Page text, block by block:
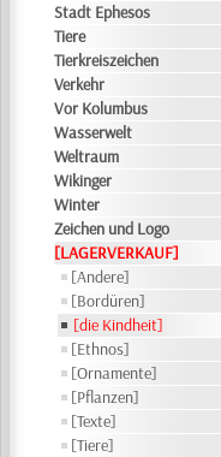
Stadt Ephesos
Tiere
Tierkreiszeichen
Verkehr
Vor Kolumbus
Wasserwelt
Weltraum
Wikinger
Winter
Zeichen und Logo
[LAGERVERKAUF]
[Andere]
[Bordüren]
[die Kindheit]
[Ethnos]
[Ornamente]
[Pflanzen]
[Texte]
[Tiere]